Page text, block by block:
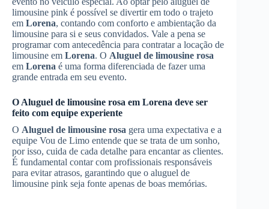
limousine pink é possível se divertir em todo o trajeto
em Lorena, contando com conforto e ambientação da
limousine para si e seus convidados. Vale a pena se
programar com antecedência para contratar a locação de
limousine em Lorena. O Aluguel de limousine rosa
em Lorena é uma forma diferenciada de fazer uma
grande entrada em seu evento.
O Aluguel de limousine rosa em Lorena deve ser
feito com equipe experiente
O Aluguel de limousine rosa gera uma expectativa e a
equipe Vou de Limo entende que se trata de um sonho,
por isso, cuida de cada detalhe para encantar as clientes.
É fundamental contar com profissionais responsáveis
para evitar atrasos, garantindo que o aluguel de
limousine pink seja fonte apenas de boas memórias.